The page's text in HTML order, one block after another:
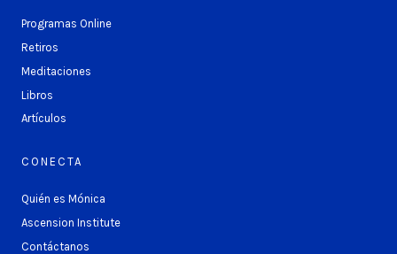
Programas Online
Retiros
Meditaciones
Libros
Artículos
CONECTA
Quién es Mónica
Ascension Institute
Contáctanos